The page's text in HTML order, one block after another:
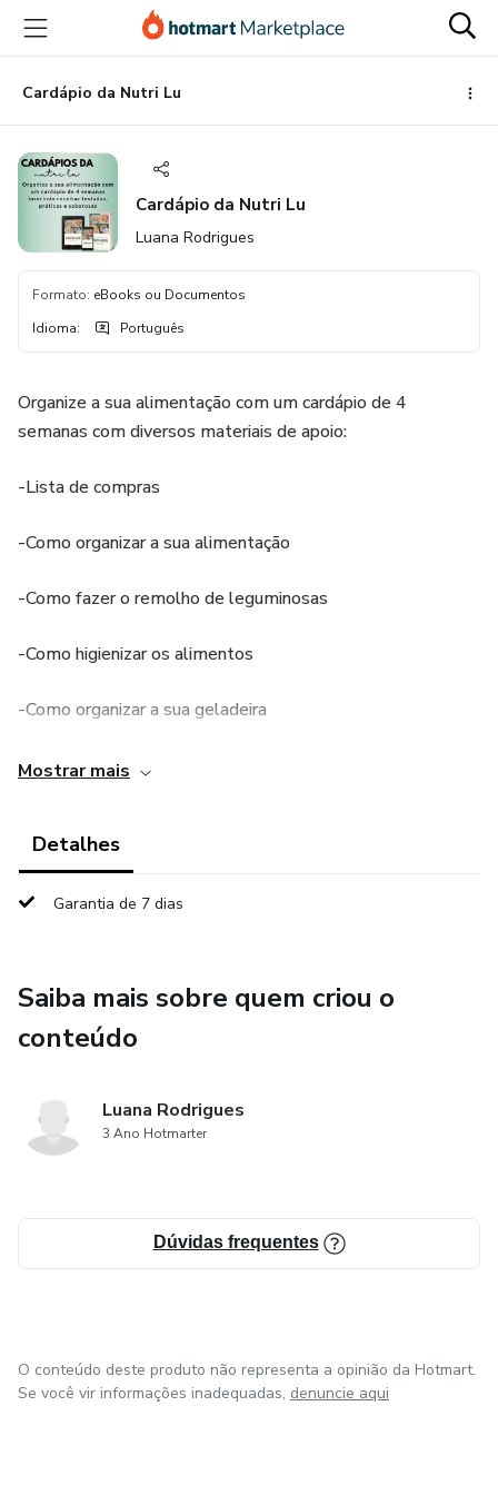
para
conteúdo
principal
para
pagamento
para
rodapé
Cardápio da Nutri Lu
Cardápio da Nutri Lu
Luana Rodrigues
Formato: eBooks ou Documentos
Idioma: Português
Organize a sua alimentação com um cardápio de 4
semanas com diversos materiais de apoio:
-Lista de compras
-Como organizar a sua alimentação
-Como fazer o remolho de leguminosas
-Como higienizar os alimentos
-Como organizar a sua geladeira
-Como congelar os alimentos
-Medidas caseiras
-E muito mais ...
Mostrar mais
Detalhes
Garantia de 7 dias
Saiba mais sobre quem criou o
conteúdo
Luana Rodrigues
3 Ano Hotmarter
Dúvidas frequentes
O conteúdo deste produto não representa a opinião da Hotmart.
Se você vir informações inadequadas, denuncie aqui